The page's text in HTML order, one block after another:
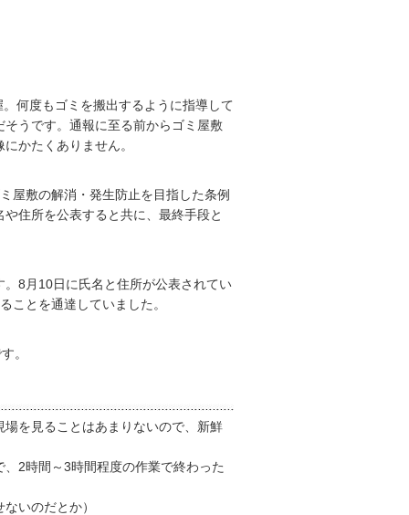
何度もゴミを搬出するように指導して
うです。通報に至る前からゴミ屋敷
かたくありません。
屋敷の解消・発生防止を目指した条例
住所を公表すると共に、最終手段と
8月10日に氏名と住所が公表されてい
ことを通達していました。
。
を見ることはあまりないので、新鮮
2時間～3時間程度の作業で終わった
いのだとか）